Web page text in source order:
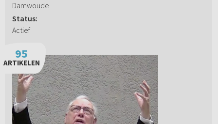
Damwoude
Status:
Actief
95
ARTIKELEN